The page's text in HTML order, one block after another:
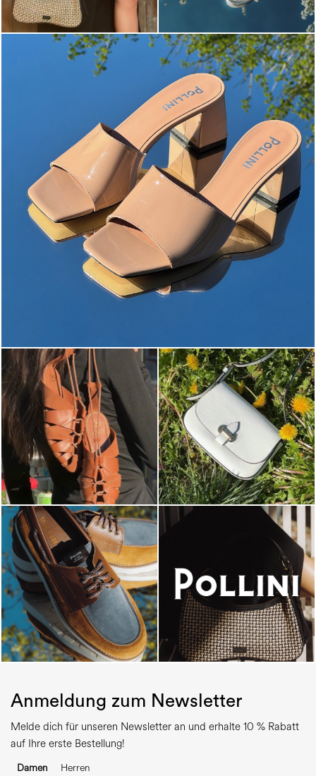
The most-wanted mules and sandals are now on sale. ...
Anmeldung zum Newsletter
Melde dich für unseren Newsletter an und erhalte 10 % Rabatt
auf Ihre erste Bestellung!
Damen Herren